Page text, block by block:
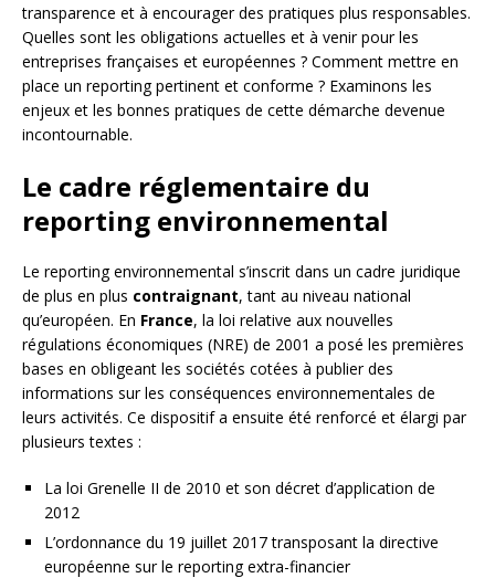
transparence et à encourager des pratiques plus responsables.
Quelles sont les obligations actuelles et à venir pour les
entreprises françaises et européennes ? Comment mettre en
place un reporting pertinent et conforme ? Examinons les
enjeux et les bonnes pratiques de cette démarche devenue
incontournable.
Le cadre réglementaire du
reporting environnemental
Le reporting environnemental s’inscrit dans un cadre juridique
de plus en plus contraignant, tant au niveau national
qu’européen. En France, la loi relative aux nouvelles
régulations économiques (NRE) de 2001 a posé les premières
bases en obligeant les sociétés cotées à publier des
informations sur les conséquences environnementales de
leurs activités. Ce dispositif a ensuite été renforcé et élargi par
plusieurs textes :
La loi Grenelle II de 2010 et son décret d’application de
2012
L’ordonnance du 19 juillet 2017 transposant la directive
européenne sur le reporting extra-financier